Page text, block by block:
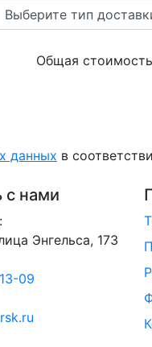
Общая
данных в
с нами
Энгельса, 173
09